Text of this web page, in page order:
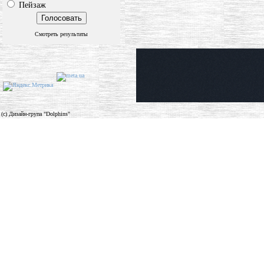
Пейзаж
Смотреть результаты
(c) Дизайн-група "Dolphins"